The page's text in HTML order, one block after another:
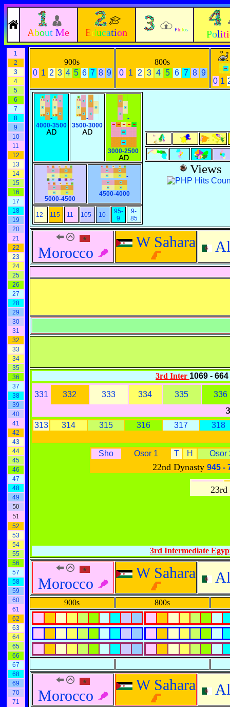
About Me Education Philos
1
2
3
4
5
6
7
8
9
10
11
12
13
14
15
16
17
18
19
20
21
22
23
24
25
26
27
28
29
30
31
32
33
34
35
36
37
38
39
40
41
42
43
44
45
46
47
48
49
50
51
52
53
54
55
56
57
58
59
60
61
62
63
64
65
66
67
68
69
70
71
900s
0 1 2 3 4 5 6 7 8 9
800s
0 1 2 3 4 5 6 7 8 9
0 1
-
4000-3500
-
3500-3000
-
3000-2500
-
5000-4500
-
4500-4000
12- 115- 11- 105- 10-
95-
9
9-
85
Views
Morocco
W Sahara
3rd Inter 1069 - 664
331 332 333 334 335 336
313 314 315 316 317 318
Sho Osor 1 T H Osor
22nd Dynasty945 -
3rd Intermediate
Morocco
W Sahara
900s 800s
Morocco
W Sahara